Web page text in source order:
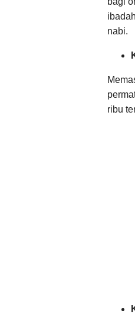
nabi.
ribu